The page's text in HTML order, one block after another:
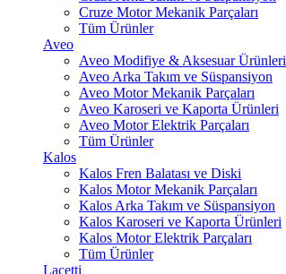
Cruze Motor Mekanik Parçaları
Tüm Ürünler
Aveo
Aveo Modifiye & Aksesuar Ürünleri
Aveo Arka Takım ve Süspansiyon
Aveo Motor Mekanik Parçaları
Aveo Karoseri ve Kaporta Ürünleri
Aveo Motor Elektrik Parçaları
Tüm Ürünler
Kalos
Kalos Fren Balatası ve Diski
Kalos Motor Mekanik Parçaları
Kalos Arka Takım ve Süspansiyon
Kalos Karoseri ve Kaporta Ürünleri
Kalos Motor Elektrik Parçaları
Tüm Ürünler
Lacetti